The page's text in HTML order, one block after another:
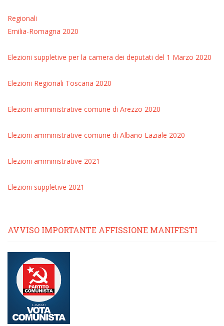
Regionali
Emilia-Romagna 2020
Elezioni suppletive per la camera dei deputati del 1 Marzo 2020
Elezioni Regionali Toscana 2020
Elezioni amministrative comune di Arezzo 2020
Elezioni amministrative comune di Albano Laziale 2020
Elezioni amministrative 2021
Elezioni suppletive 2021
AVVISO IMPORTANTE AFFISSIONE MANIFESTI